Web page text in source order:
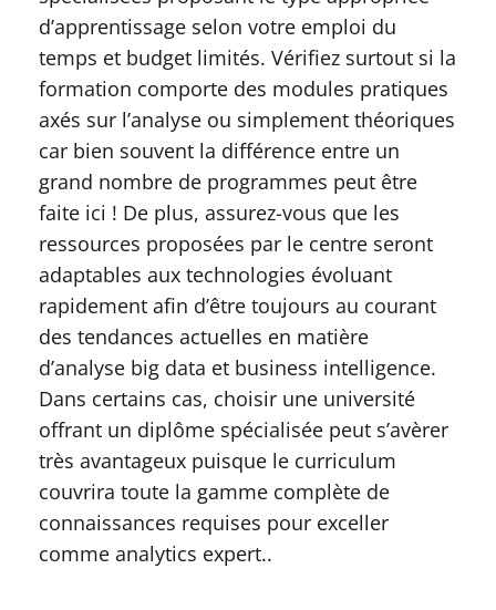
d’apprentissage selon votre emploi du
temps et budget limités. Vérifiez surtout si la
formation comporte des modules pratiques
axés sur l’analyse ou simplement théoriques
car bien souvent la différence entre un
grand nombre de programmes peut être
faite ici ! De plus, assurez-vous que les
ressources proposées par le centre seront
adaptables aux technologies évoluant
rapidement afin d’être toujours au courant
des tendances actuelles en matière
d’analyse big data et business intelligence.
Dans certains cas, choisir une université
offrant un diplôme spécialisée peut s’avèrer
très avantageux puisque le curriculum
couvrira toute la gamme complète de
connaissances requises pour exceller
comme analytics expert..